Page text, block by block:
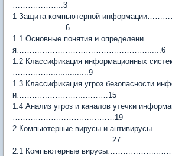
………………..3
1 Защита компьютерной
……….………..6
1.1 Основные понятия и определени
я……………………………………………......6
1.2 Классификация информационных
……………................9
1.3 Классификация угроз безопасности
и……………………...………15
1.4 Анализ угроз и каналов утечки
………………………….………19
2 Компьютерные вирусы и
…………………………………27
2.1 Компьютерные